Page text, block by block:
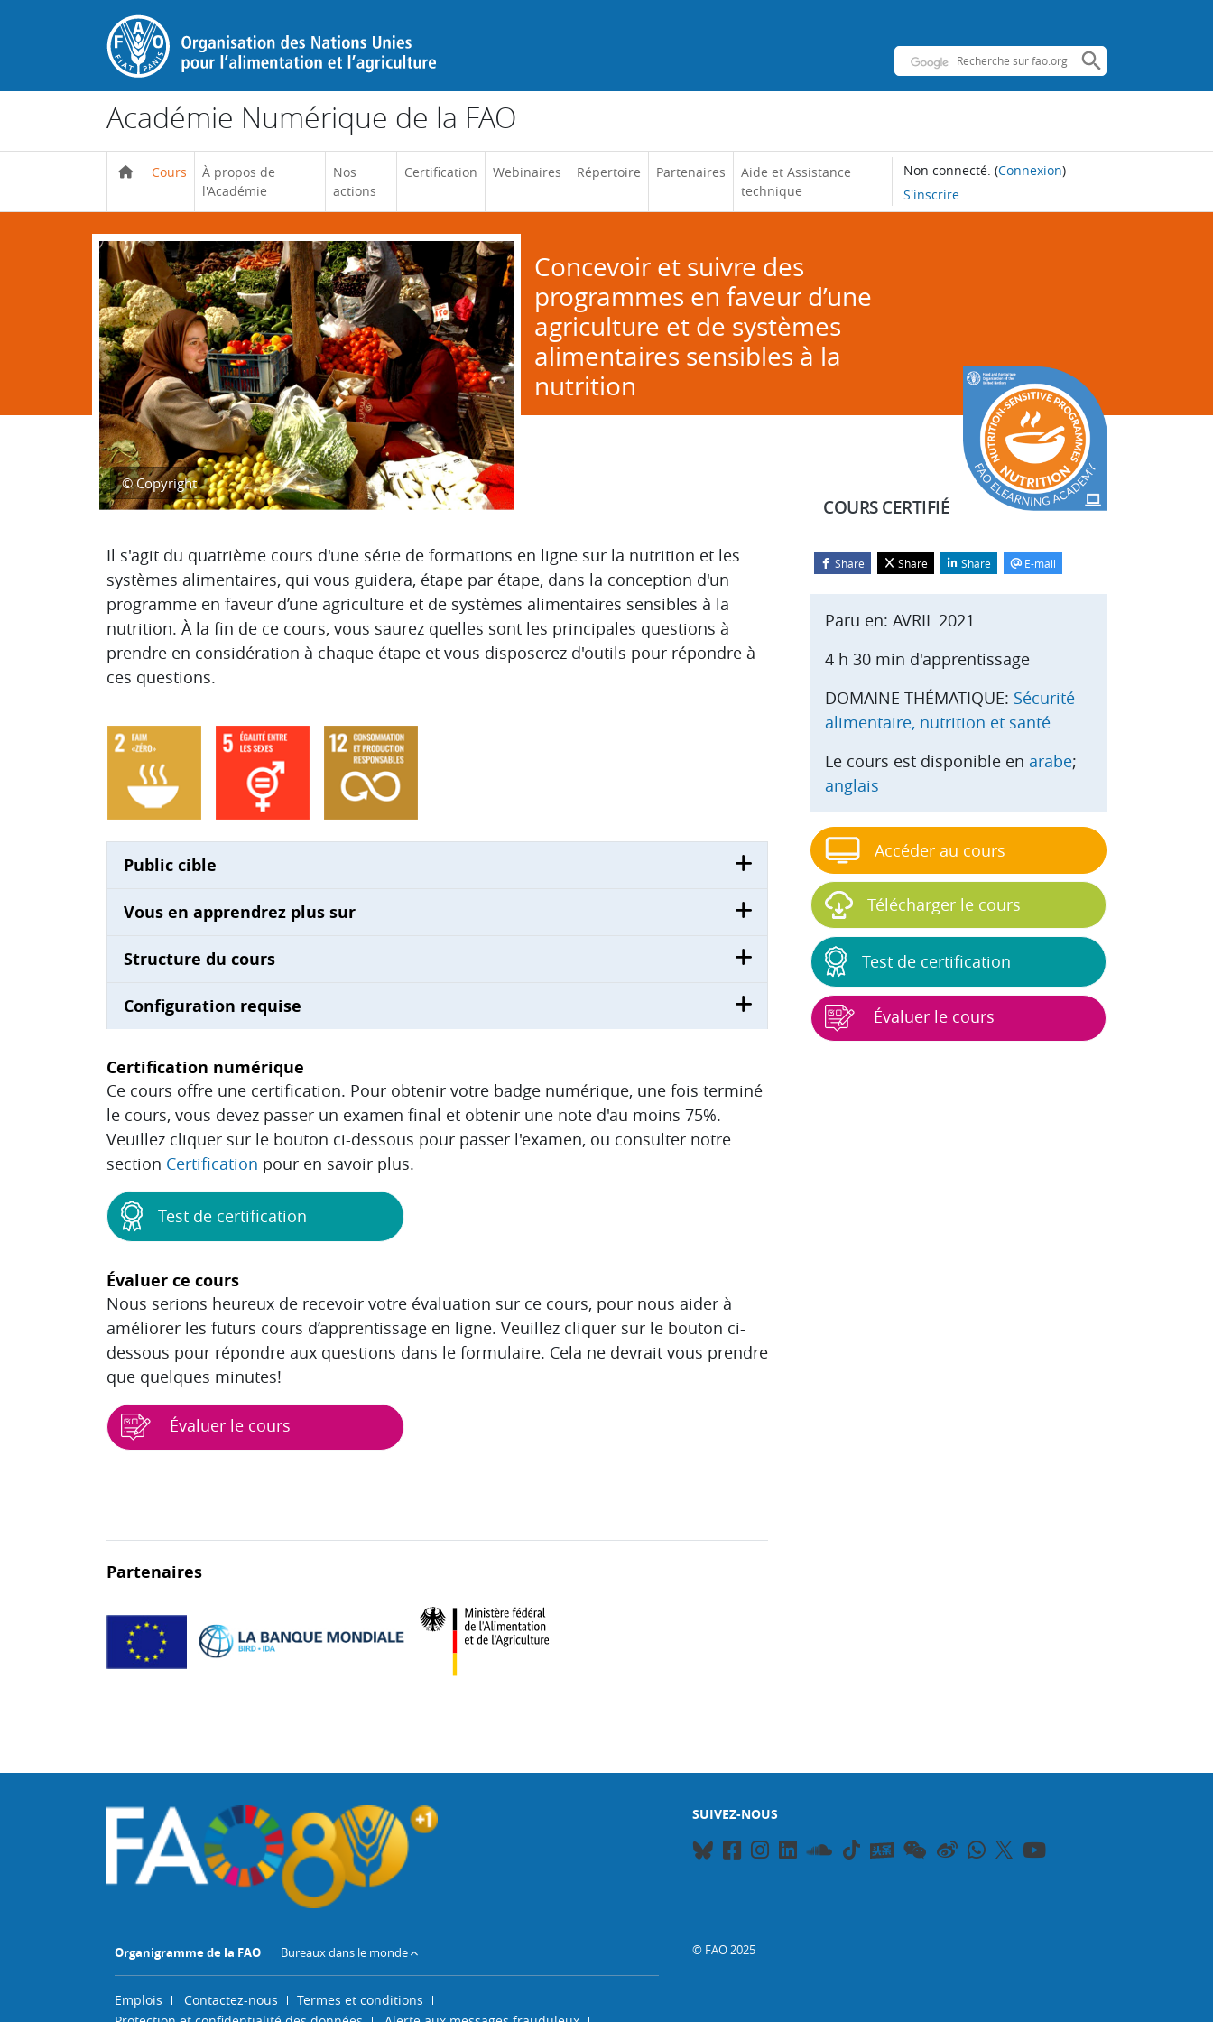
Passer au contenu principal
Académie Numérique de la FAO
Cours
À propos de
l'Académie
Nos
actions
Certification Webinaires Répertoire Partenaires
Aide et Assistance
technique
Non connecté. (Connexion)
S'inscrire
© Copyright
Concevoir et suivre des
programmes en faveur d’une
agriculture et de systèmes
alimentaires sensibles à la
nutrition
COURS CERTIFIÉ
Aperçu des sections
Il s'agit du quatrième cours d'une série de formations en ligne sur la nutrition et les
systèmes alimentaires, qui vous guidera, étape par étape, dans la conception d'un
programme en faveur d’une agriculture et de systèmes alimentaires sensibles à la
nutrition. À la fin de ce cours, vous saurez quelles sont les principales questions à
prendre en considération à chaque étape et vous disposerez d'outils pour répondre à
ces questions.
Public cible
Vous en apprendrez plus sur
Structure du cours
Configuration requise
Certification numérique
Ce cours offre une certification. Pour obtenir votre badge numérique, une fois terminé
le cours, vous devez passer un examen final et obtenir une note d'au moins 75%.
Veuillez cliquer sur le bouton ci-dessous pour passer l'examen, ou consulter notre
section Certification pour en savoir plus.
Test de certification
Évaluer ce cours
Nous serions heureux de recevoir votre évaluation sur ce cours, pour nous aider à
améliorer les futurs cours d’apprentissage en ligne. Veuillez cliquer sur le bouton ci-
dessous pour répondre aux questions dans le formulaire. Cela ne devrait vous prendre
que quelques minutes!
Évaluer le cours
Partenaires
Share Share Share E-mail
Blocs
Passer Démarrer le cours
Paru en: AVRIL 2021
4 h 30 min d'apprentissage
DOMAINE THÉMATIQUE: Sécurité
alimentaire, nutrition et santé
Le cours est disponible en arabe;
anglais
Accéder au cours
Télécharger le cours
Test de certification
Évaluer le cours
SUIVEZ-NOUS
Organigramme de la FAO Bureaux dans le monde
Emplois Contactez-nous
Termes et conditions
© FAO 2025